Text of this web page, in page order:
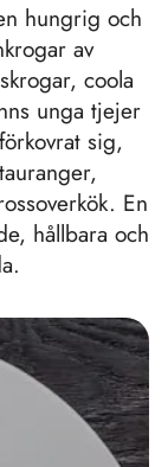
hungrig och
av
coola
unga tjejer
sig,
En
hållbara och